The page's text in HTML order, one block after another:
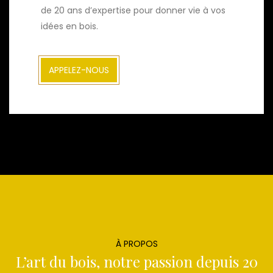
de 20 ans d’expertise pour donner vie à vos
idées en bois.
APPELEZ-NOUS
À PROPOS
L’art du bois, notre passion depuis 20